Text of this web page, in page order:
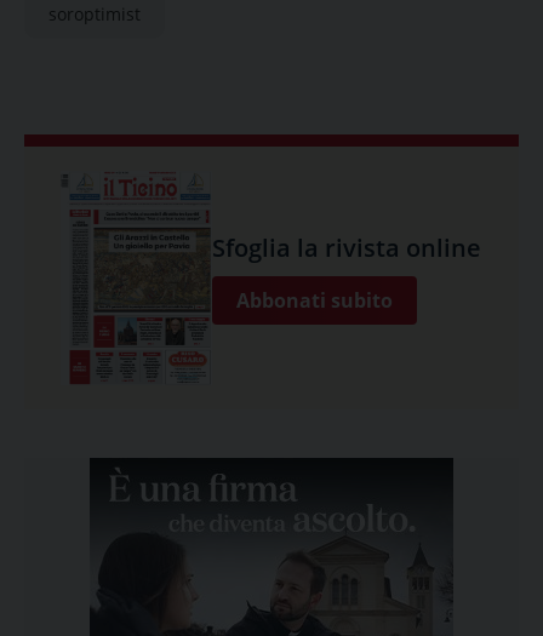
soroptimist
Sfoglia la rivista online
Abbonati subito